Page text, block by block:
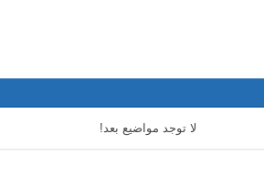
لا توجد مواضيع بعد!